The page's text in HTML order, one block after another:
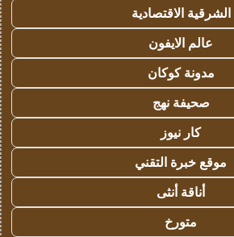
الشرقية الاقتصادية
عالم الايفون
مدونة كوكان
صحيفة نهج
كار نيوز
موقع خبرة التقني
أناقة أنثى
متورخ